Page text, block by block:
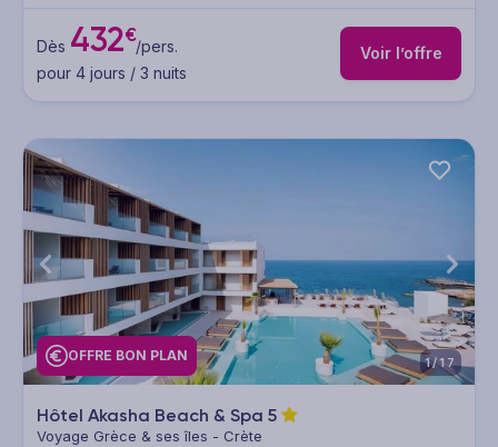
Dès 432€/pers.
pour 4 jours / 3 nuits
Voir l’offre
OFFRE BON PLAN 1/17
Hôtel Akasha Beach & Spa 5
Voyage Grèce & ses îles - Crète